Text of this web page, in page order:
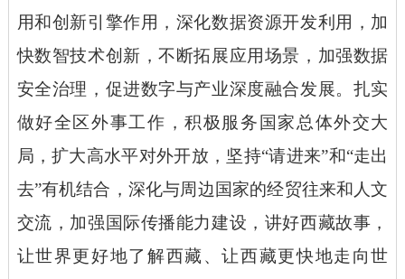
用和创新引擎作用，深化数据资源开发利用，加
快数智技术创新，不断拓展应用场景，加强数据
安全治理，促进数字与产业深度融合发展。扎实
做好全区外事工作，积极服务国家总体外交大
局，扩大高水平对外开放，坚持“请进来”和“走出
去”有机结合，深化与周边国家的经贸往来和人文
交流，加强国际传播能力建设，讲好西藏故事，
让世界更好地了解西藏、让西藏更快地走向世